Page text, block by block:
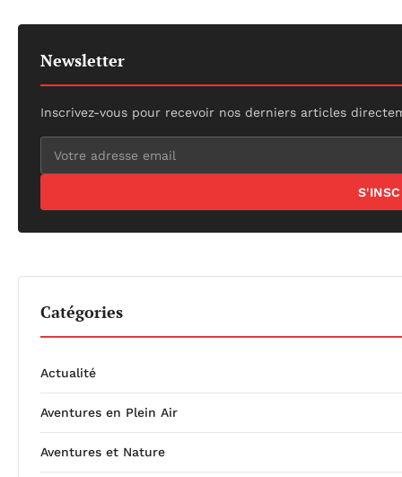
Newsletter
Inscrivez-vous pour recevoir nos derniers articles
Catégories
Actualité
Aventures en Plein Air
Aventures et Nature